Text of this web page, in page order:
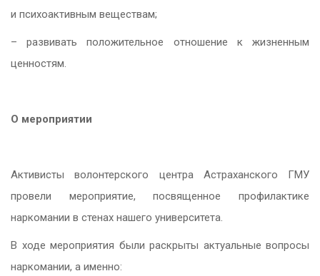
и психоактивным веществам;
– развивать положительное отношение к жизненным
ценностям.
О мероприятии
Активисты волонтерского центра Астраханского ГМУ
провели мероприятие, посвященное профилактике
наркомании в стенах нашего университета.
В ходе мероприятия были раскрыты актуальные вопросы
наркомании, а именно: